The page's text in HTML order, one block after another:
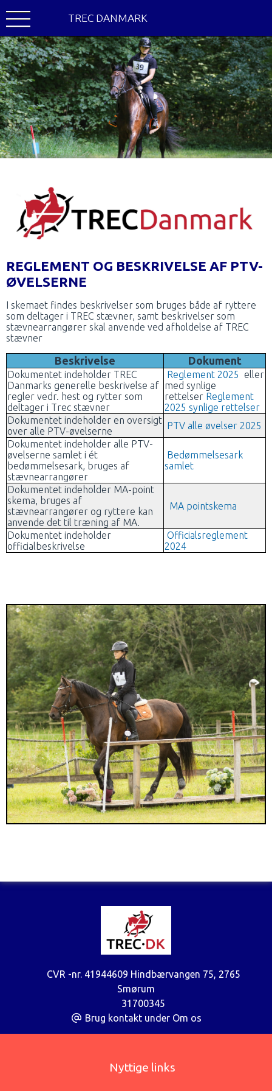
TREC DANMARK
REGLEMENT OG BESKRIVELSE AF PTV-
ØVELSERNE
I skemaet findes beskrivelser som bruges både af ryttere
som deltager i TREC stævner, samt beskrivelser som
stævnearrangører skal anvende ved afholdelse af TREC
stævner
Beskrivelse Dokument
Dokumentet indeholder TREC
Danmarks generelle beskrivelse af
regler vedr. hest og rytter som
deltager i Trec stævner
Reglement 2025 eller
med synlige
rettelser Reglement
2025 synlige rettelser
Dokumentet indeholder en oversigt
over alle PTV-øvelserne
PTV alle øvelser 2025
Dokumentet indeholder alle PTV-
øvelserne samlet i ét
bedømmelsesark, bruges af
stævnearrangører
Bedømmelsesark
samlet
Dokumentet indeholder MA-point
skema, bruges af
stævnearrangører og ryttere kan
anvende det til træning af MA.
MA pointskema
Dokumentet indeholder
officialbeskrivelse
Officialsreglement
2024
CVR -nr. 41944609 Hindbærvangen 75, 2765
Smørum
31700345
Brug kontakt under Om os
Nyttige links